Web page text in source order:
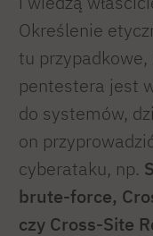
Określenie
tu
pentestera jest
do systemów,
on
cyberataku, np.
brute-force,
czy Cross-Site